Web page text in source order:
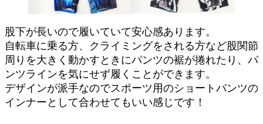
股下が長いので履いていて安心感あります。
自転車に乗る方、クライミングをされる方など股関節
周りを大きく動かすときにパンツの裾が捲れたり、パ
ンツラインを気にせず履くことができます。
デザインが派手なのでスポーツ用のショートパンツの
インナーとして合わせてもいい感じです！